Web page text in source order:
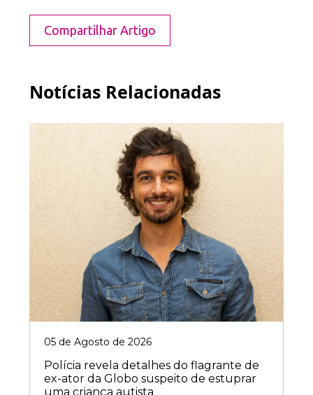
Compartilhar Artigo
Notícias Relacionadas
05 de Agosto de 2026
Polícia revela detalhes do flagrante de
ex-ator da Globo suspeito de estuprar
uma criança autista